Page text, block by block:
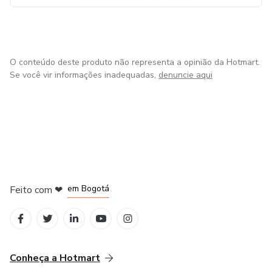
O conteúdo deste produto não representa a opinião da Hotmart.
Se você vir informações inadequadas, denuncie aqui
Feito com ❤ em Bogotá
Conheça a Hotmart